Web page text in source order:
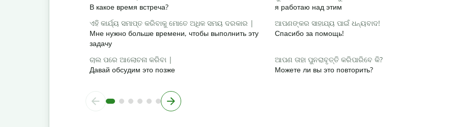
В какое время встреча?
я работаю над этим
ଏହି କାର୍ଯ୍ୟ ସମାପ୍ତ କରିବାକୁ ମୋତେ ଅଧିକ ସମୟ ଦରକାର |
Мне нужно больше времени, чтобы выполнить эту
задачу
ଆପଣଙ୍କର ସାହାଯ୍ୟ ପାଇଁ ଧନ୍ୟବାଦ!
Спасибо за помощь!
ଚାଲ ପରେ ଆଲୋଚନା କରିବା |
Давай обсудим это позже
ଆପଣ ତାହା ପୁନରାବୃତ୍ତି କରିପାରିବେ କି?
Можете ли вы это повторить?